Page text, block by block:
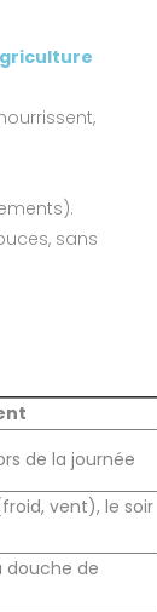
sans
de la journée
vent), le soir
douche de